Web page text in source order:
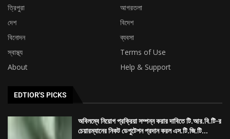
ত্রিপুরা
আগরতলা
দেশ
বিদেশ
বিনোদন
ব্যবসা
স্বাস্থ্য
Terms of Use
About
Help & Support
EDTIOR'S PICKS
অবিলম্বে নিয়োগ প্রক্রিয়া সম্পন্ন করার দাবিতে টি.আর.বি.টি-র
চেয়ারম্যানের নিকট ডেপুটেশন প্রদান করল এস.টি.জি.টি...